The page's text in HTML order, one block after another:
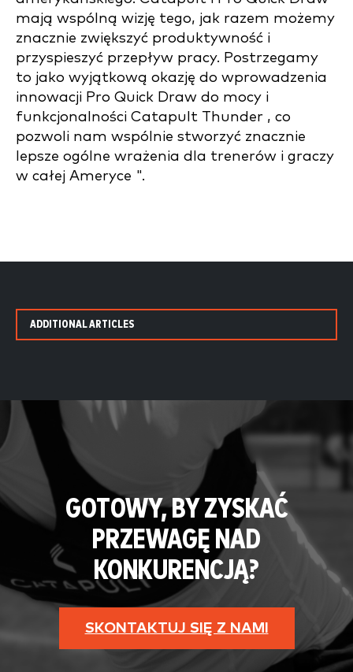
mają wspólną wizję tego, jak razem możemy
znacznie zwiększyć produktywność i
przyspieszyć przepływ pracy. Postrzegamy
to jako wyjątkową okazję do wprowadzenia
innowacji Pro Quick Draw do mocy i
funkcjonalności Catapult Thunder , co
pozwoli nam wspólnie stworzyć znacznie
lepsze ogólne wrażenia dla trenerów i graczy
w całej Ameryce ".
ADDITIONAL ARTICLES
GOTOWY, BY ZYSKAĆ
PRZEWAGĘ NAD
KONKURENCJĄ?
SKONTAKTUJ SIĘ Z NAMI